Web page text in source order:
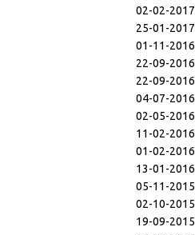
02-02-2017
25-01-2017
01-11-2016
22-09-2016
22-09-2016
04-07-2016
02-05-2016
11-02-2016
01-02-2016
13-01-2016
05-11-2015
02-10-2015
19-09-2015